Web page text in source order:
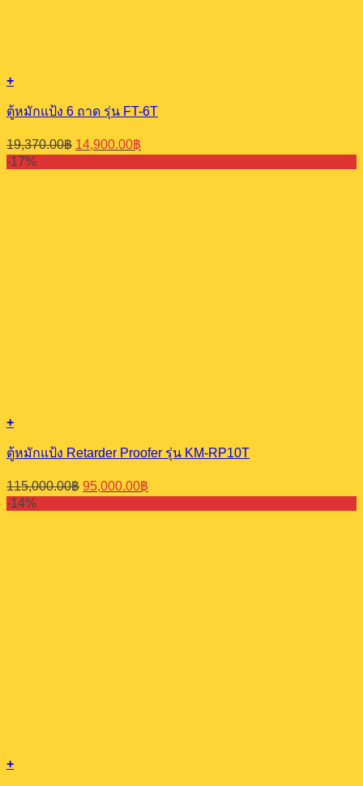
+
ตู้หมักแป้ง 6 ถาด รุ่น FT-6T
19,370.00฿ Original
price
was:
14,900.00฿
price
is:
-17%
+
ตู้หมักแป้ง Retarder Proofer รุ่น KM-RP10T
115,000.00฿ Original
price
was:
95,000.00฿
price
is:
-14%
+